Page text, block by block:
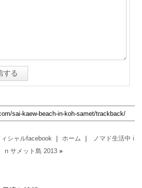
シャルfacebook ｜ ホーム ｜
ノマド生活中 i
n サメット島 2013»